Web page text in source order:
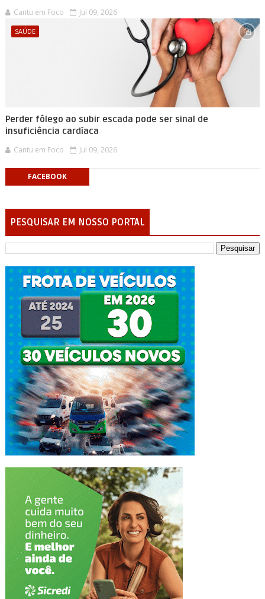
Cantu em Foco Jul 09, 2026
SAÚDE
Perder fôlego ao subir escada pode ser sinal de
insuficiência cardíaca
Cantu em Foco Jul 09, 2026
FACEBOOK
PESQUISAR EM NOSSO PORTAL